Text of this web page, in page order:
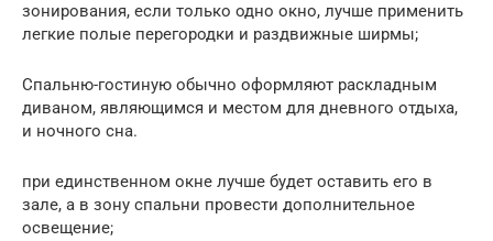
зонирования, если только одно окно, лучше применить
легкие полые перегородки и раздвижные ширмы;
Спальню-гостиную обычно оформляют раскладным
диваном, являющимся и местом для дневного отдыха,
и ночного сна.
при единственном окне лучше будет оставить его в
зале, а в зону спальни провести дополнительное
освещение;